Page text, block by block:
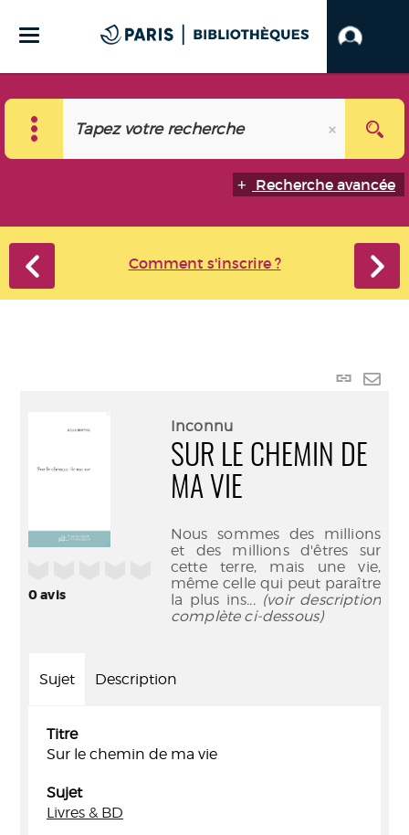
Recherche avancée
Comment s'inscrire ?
Lien
0avis
Inconnu
SUR LE CHEMIN DE
MA VIE
Nous sommes des millions
et des millions d'êtres sur
cette terre, mais une vie,
même celle qui peut paraître
la plus ins... (voir description
complète ci-dessous)
Sujet Description
Titre
Sur le chemin de ma vie
Sujet
Livres & BD